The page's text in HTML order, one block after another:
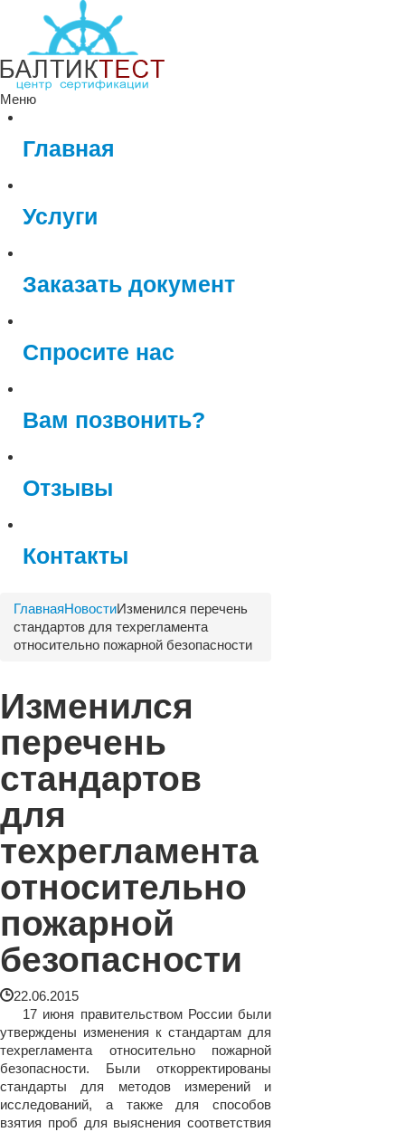
Меню
Главная
Услуги
Заказать документ
Спросите нас
Вам позвонить?
Отзывы
Контакты
ГлавнаяНовостиИзменился перечень
стандартов для техрегламента
относительно пожарной безопасности
Изменился
перечень
стандартов
для
техрегламента
относительно
пожарной
безопасности
22.06.2015
17 июня правительством России были
утверждены изменения к стандартам для
техрегламента относительно пожарной
безопасности. Были откорректированы
стандарты для методов измерений и
исследований, а также для способов
взятия проб для выяснения соответствия